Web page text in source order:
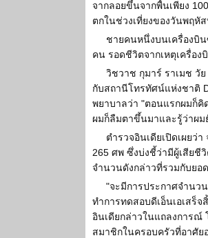
จากลอยขึ้นจากพื้นเพียง
ตกในช่วงเที่ยงของวันพฤหั
ชายคนหนึ่งบนเครื่องบิ
คน รอดชีวิตจากเหตุเครื่อง
วิชวาช กุมาร์ ราเมช วั
กับสถานีโทรทัศน์แห่งชาติ
พยาบาลว่า "ตอนแรกผมก็คิ
ผมก็ลืมตาขึ้นมาและรู้ว่าผม
ตำรวจอินเดียเปิดเผย
265 ศพ ซึ่งบ่งชี้ว่ามีผู้เสียชี
จำนวนดังกล่าวที่รวมกับยอ
"จะมีการประกาศจำนว
ทำการทดสอบดีเอ็นเอเสร็
อินเดียกล่าวในแถลงการณ์
สมาชิกในครอบครัวที่อาศัย